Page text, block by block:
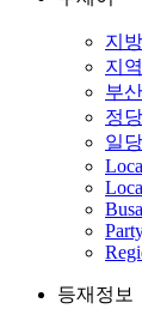
지
지
부산
정
일
등재정보